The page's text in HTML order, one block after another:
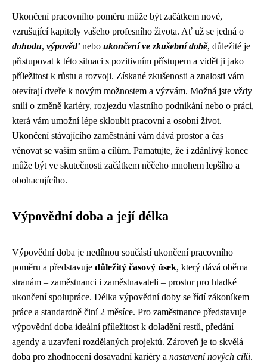
Ukončení pracovního poměru může být začátkem nové,
vzrušující kapitoly vašeho profesního života. Ať už se jedná o
dohodu, výpověď nebo ukončení ve zkušební době, důležité je
přistupovat k této situaci s pozitivním přístupem a vidět ji jako
příležitost k růstu a rozvoji. Získané zkušenosti a znalosti vám
otevírají dveře k novým možnostem a výzvám. Možná jste vždy
snili o změně kariéry, rozjezdu vlastního podnikání nebo o práci,
která vám umožní lépe skloubit pracovní a osobní život.
Ukončení stávajícího zaměstnání vám dává prostor a čas
věnovat se vašim snům a cílům. Pamatujte, že i zdánlivý konec
může být ve skutečnosti začátkem něčeho mnohem lepšího a
obohacujícího.
Výpovědní doba a její délka
Výpovědní doba je nedílnou součástí ukončení pracovního
poměru a představuje důležitý časový úsek, který dává oběma
stranám – zaměstnanci i zaměstnavateli – prostor pro hladké
ukončení spolupráce. Délka výpovědní doby se řídí zákoníkem
práce a standardně činí 2 měsíce. Pro zaměstnance představuje
výpovědní doba ideální příležitost k doladění restů, předání
agendy a uzavření rozdělaných projektů. Zároveň je to skvělá
doba pro zhodnocení dosavadní kariéry a nastavení nových cílů.